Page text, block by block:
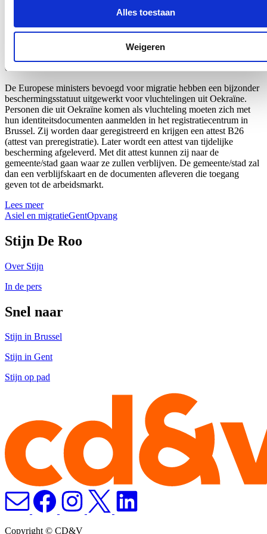
Alles toestaan
Weigeren
Aantal aanmeldingen van Oekraïense
vluchtelingen blijft voorlopig beperkt in
04/04/22
De Europese ministers bevoegd voor migratie hebben een bijzonder
beschermingsstatuut uitgewerkt voor vluchtelingen uit Oekraïne.
Personen die uit Oekraïne komen als vluchteling moeten zich met
hun identiteitsdocumenten aanmelden in het registratiecentrum in
Brussel. Zij worden daar geregistreerd en krijgen een attest B26
(attest van preregistratie). Later wordt een attest van tijdelijke
bescherming afgeleverd. Met dit attest kunnen zij naar de
gemeente/stad gaan waar ze zullen verblijven. De gemeente/stad zal
dan een verblijfskaart en de documenten afleveren die toegang
geven tot de arbeidsmarkt.
Lees meer
Asiel en migratieGentOpvang
Stijn De Roo
Over Stijn
In de pers
Snel naar
Stijn in Brussel
Stijn in Gent
Stijn op pad
Copyright © CD&V